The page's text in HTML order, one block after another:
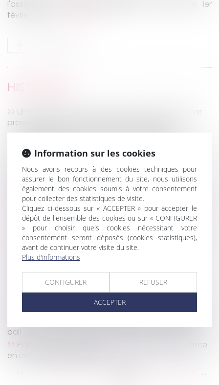
l'assurance chômage applicable à partir du 1er
février 2023....
HISTORIQUE
Un indivisaire ne peut acquérir un bien indivis par
prescription que sous de strictes conditions
Garantie décennale des constructeurs et
responsabilité de droit commun : admission du cumul
des actions
Quelle effet pour la procédure d'appel sur la
filiation contestée ?
Abandon de poste : la présomption de démission
est définitivement adoptée
Le Ministre du Travail a présenté la réforme de
l'assurance chômage
CFE : n’oubliez pas de déclarer la création ou la
reprise d’un établissement en 2022 !
Le cadre qui désapprouve les valeurs de
l’entreprise exerce sa liberté d’opinion
La garantie légale de conformité ne s’applique
pas au contrat d’entreprise
Loyers impayés et loi anti-squats : L'assemblée
bail
Point de départ des intérêts au titre d’une avance
en capital sur succession
...
Information sur les cookies
Nous avons recours à des cookies techniques pour
assurer le bon fonctionnement du site, nous utilisons
également des cookies soumis à votre consentement
pour collecter des statistiques de visite.
Cliquez ci-dessous sur « ACCEPTER » pour accepter le
dépôt de l'ensemble des cookies ou sur « CONFIGURER
» pour choisir quels cookies nécessitant votre
consentement seront déposés (cookies statistiques),
avant de continuer votre visite du site.
Plus d'informations
CONFIGURER REFUSER
ACCEPTER